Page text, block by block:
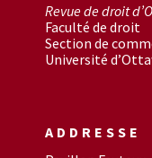
Revue de droit
Faculté de droit
Section de
Université
ADDRESSE